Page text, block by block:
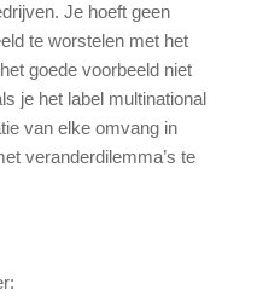
Je hoeft geen
te worstelen met het
goede voorbeeld niet
je het label multinational
van elke omvang in
veranderdilemma’s te